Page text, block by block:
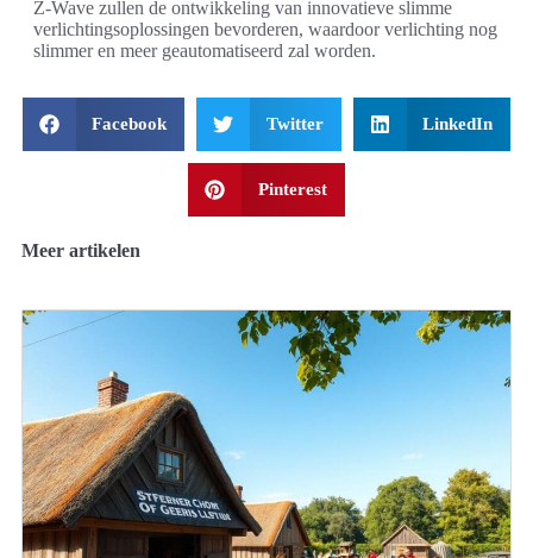
Z-Wave zullen de ontwikkeling van innovatieve slimme
verlichtingsoplossingen bevorderen, waardoor verlichting nog
slimmer en meer geautomatiseerd zal worden.
Facebook Twitter LinkedIn
Pinterest
Meer artikelen